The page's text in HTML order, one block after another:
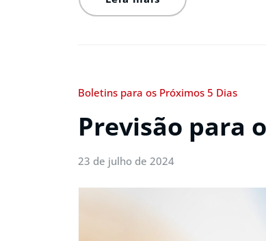
Boletins para os Próximos 5 Dias
Previsão para
23 de julho de 2024